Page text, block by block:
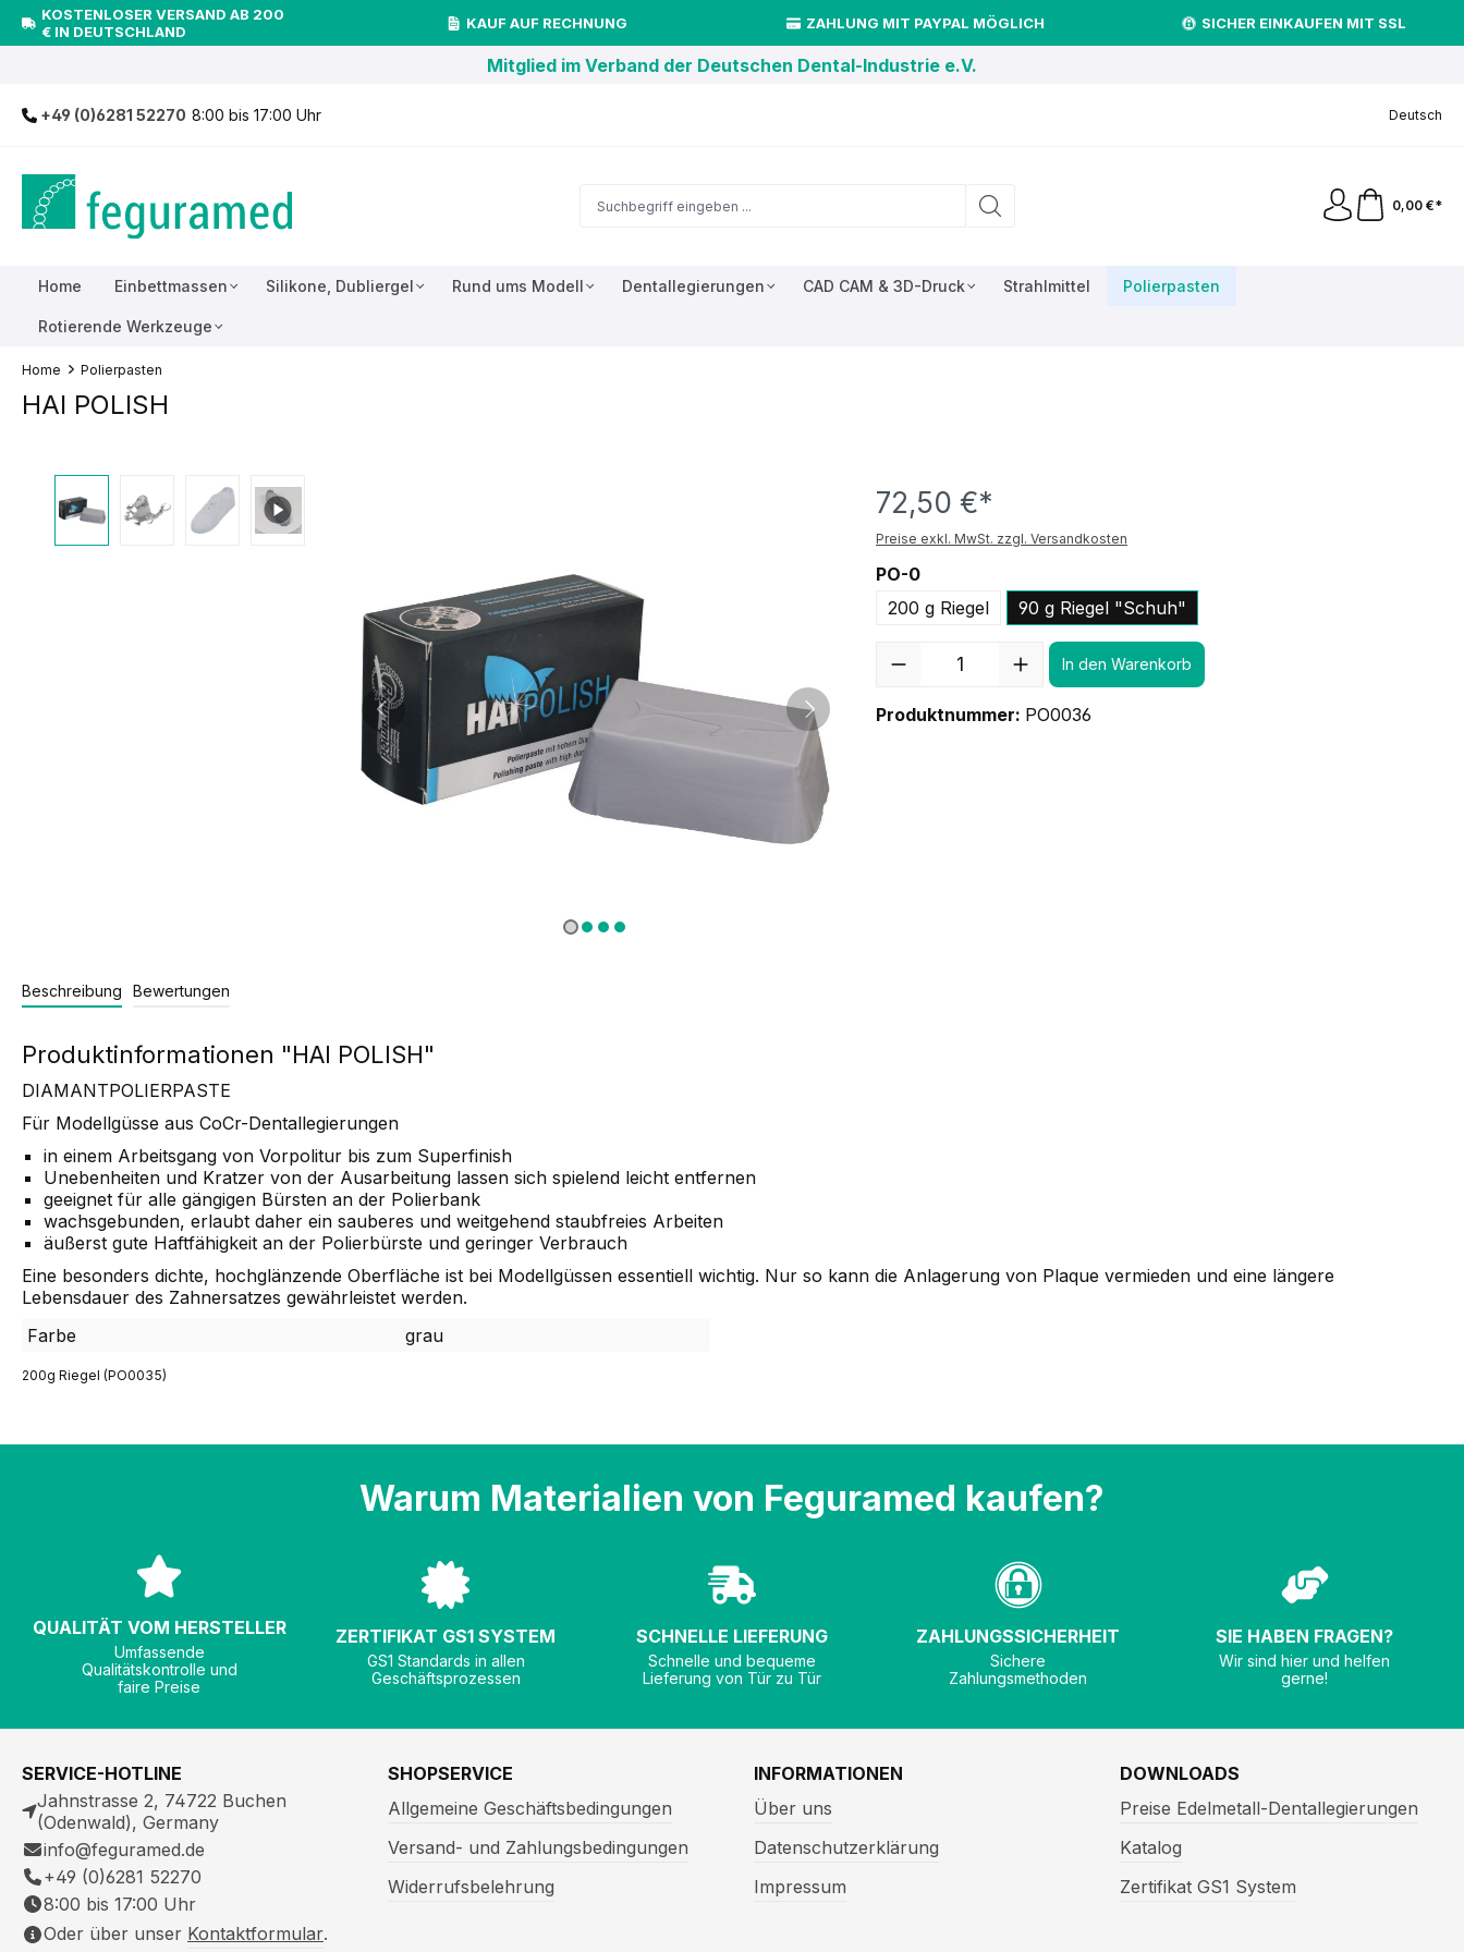
springen
KOSTENLOSER VERSAND AB 200
€ IN DEUTSCHLAND
KAUF AUF RECHNUNG ZAHLUNG MIT PAYPAL MÖGLICH SICHER EINKAUFEN MIT SSL
Mitglied im Verband der Deutschen Dental-Industrie e.V.
+49 (0)6281 52270 8:00 bis 17:00 Uhr Deutsch
0,00 €*
Home Einbettmassen Silikone, Dubliergel Rund ums Modell Dentallegierungen CAD CAM & 3D-Druck Strahlmittel Polierpasten
Rotierende Werkzeuge
Home Polierpasten
HAI POLISH
72,50 €*
Preise exkl. MwSt. zzgl. Versandkosten
PO-0
200 g Riegel
90 g Riegel "Schuh"
In den Warenkorb
Produktnummer: PO0036
Beschreibung Bewertungen
Produktinformationen "HAI POLISH"
DIAMANTPOLIERPASTE
Für Modellgüsse aus CoCr-Dentallegierungen
in einem Arbeitsgang von Vorpolitur bis zum Superfinish
Unebenheiten und Kratzer von der Ausarbeitung lassen sich spielend leicht entfernen
geeignet für alle gängigen Bürsten an der Polierbank
wachsgebunden, erlaubt daher ein sauberes und weitgehend staubfreies Arbeiten
äußerst gute Haftfähigkeit an der Polierbürste und geringer Verbrauch
Eine besonders dichte, hochglänzende Oberfläche ist bei Modellgüssen essentiell wichtig. Nur so kann die Anlagerung von Plaque vermieden und eine längere
Lebensdauer des Zahnersatzes gewährleistet werden.
Farbe
grau
200g Riegel (PO0035)
Warum Materialien von Feguramed kaufen?
QUALITÄT VOM HERSTELLER
Umfassende
Qualitätskontrolle und
faire Preise
ZERTIFIKAT GS1 SYSTEM
GS1 Standards in allen
Geschäftsprozessen
SCHNELLE LIEFERUNG
Schnelle und bequeme
Lieferung von Tür zu Tür
ZAHLUNGSSICHERHEIT
Sichere
Zahlungsmethoden
SIE HABEN FRAGEN?
Wir sind hier und helfen
gerne!
SERVICE-HOTLINE
Jahnstrasse 2, 74722 Buchen
(Odenwald), Germany
info@feguramed.de
+49 (0)6281 52270
8:00 bis 17:00 Uhr
Oder über unser Kontaktformular.
SHOPSERVICE
Allgemeine Geschäftsbedingungen
Versand- und Zahlungsbedingungen
Widerrufsbelehrung
INFORMATIONEN
Über uns
Datenschutzerklärung
Impressum
DOWNLOADS
Preise Edelmetall-Dentallegierungen
Katalog
Zertifikat GS1 System